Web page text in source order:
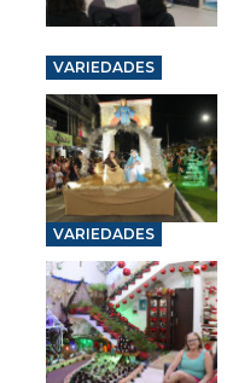
VARIEDADES
VARIEDADES